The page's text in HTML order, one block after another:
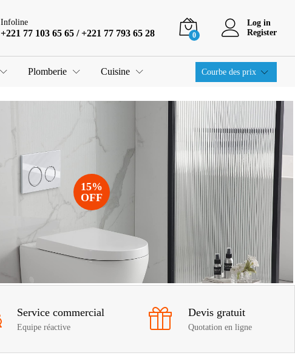
Infoline
+221 77 103 65 65 / +221 77 793 65 28 0
Log in
Register
Plomberie Cuisine Courbe des prix
15%
OFF
Service commercial
Equipe réactive
Devis gratuit
Quotation en ligne